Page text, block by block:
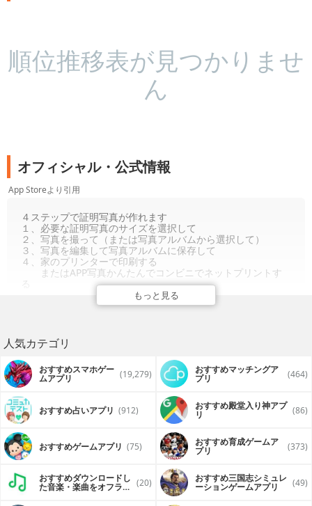
順位推移表が見つかりませ
ん
オフィシャル・公式情報
App Storeより引用
もっと見る
４ステップで証明写真が作れます
１、必要な証明写真のサイズを選択して
２、写真を撮って（または写真アルバムから選択して）
３、写真を編集して写真アルバムに保存して
４、家のプリンターで印刷する
またはAPP写真かんたんでコンビニでネットプリントす
る
人気カテゴリ
おすすめスマホゲー
ムアプリ (19,279) おすすめマッチングア
プリ (464)
おすすめ占いアプリ (912) おすすめ殿堂入り神アプ
リ (86)
おすすめゲームアプリ (75) おすすめ育成ゲームア
プリ (373)
おすすめダウンロードし
た音楽・楽曲をオフライ (20) おすすめ三国志シミュレ
ーションゲームアプリ (49)